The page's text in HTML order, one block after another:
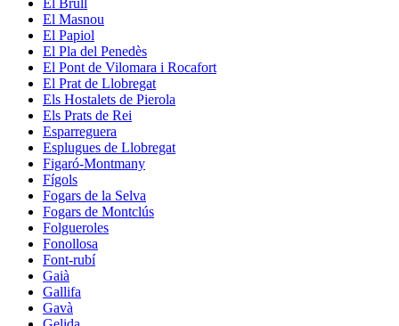
El Masnou
El Papiol
El Pla del Penedès
El Pont de Vilomara i Rocafort
El Prat de Llobregat
Els Hostalets de Pierola
Els Prats de Rei
Esparreguera
Esplugues de Llobregat
Figaró-Montmany
Fígols
Fogars de la Selva
Fogars de Montclús
Folgueroles
Fonollosa
Font-rubí
Gaià
Gallifa
Gavà